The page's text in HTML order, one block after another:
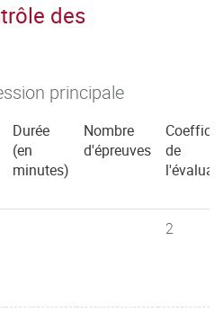
des
principale
Durée
(en
minutes)
Nombre
d'épreuves
de
2